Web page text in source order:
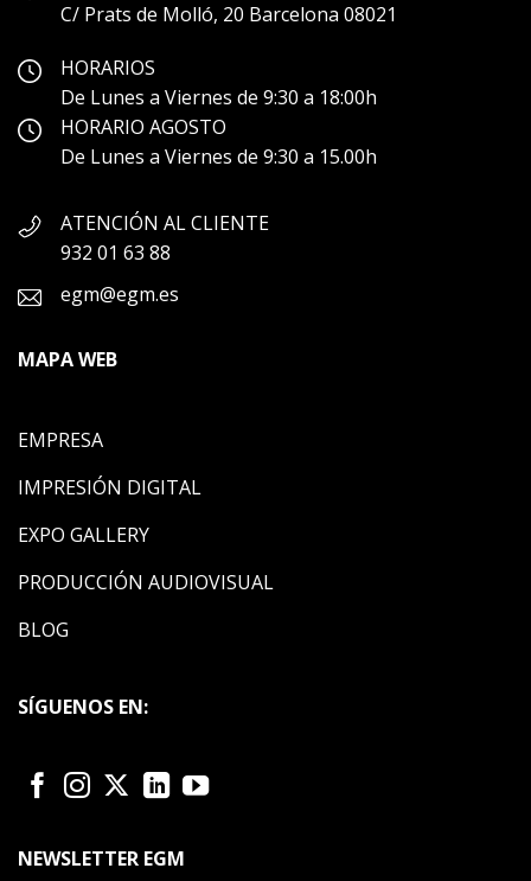
C/ Prats de Molló, 20 Barcelona 08021
HORARIOS
De Lunes a Viernes de 9:30 a 18:00h
HORARIO AGOSTO
De Lunes a Viernes de 9:30 a 15.00h
ATENCIÓN AL CLIENTE
932 01 63 88
egm@egm.es
MAPA WEB
EMPRESA
IMPRESIÓN DIGITAL
EXPO GALLERY
PRODUCCIÓN AUDIOVISUAL
BLOG
SÍGUENOS EN:
NEWSLETTER EGM